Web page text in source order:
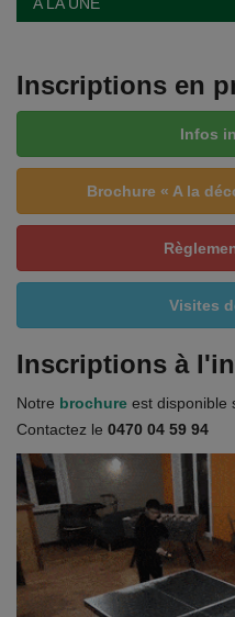
Documents
Contacts
Inscriptions en
Infos
Brochure « A la
Visites
Inscriptions à
Notre brochure est disponible
Contactez le 0470 04 59 94